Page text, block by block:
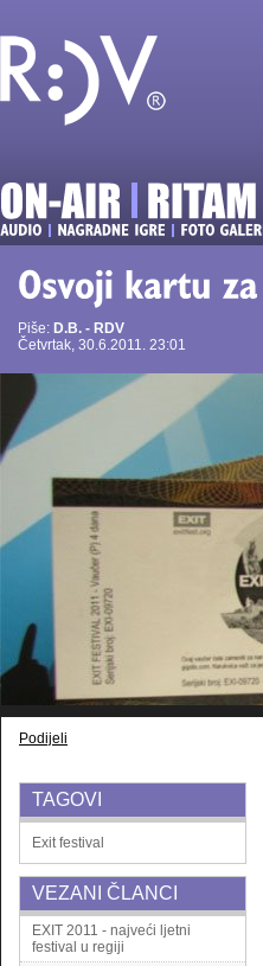
Piše: D.B. - RDV
Četvrtak, 30.6.2011. 23:01
Podijeli
TAGOVI
Exit festival
VEZANI ČLANCI
EXIT 2011 - najveći ljetni
festival u regiji